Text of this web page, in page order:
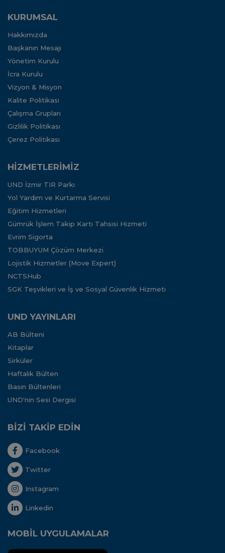
KURUMSAL
Hakkımızda
Başkanın Mesajı
Yönetim Kurulu
İcra Kurulu
Vizyon & Misyon
Kalite Politikası
Çalışma Grupları
Gizlilik Politikası
Çerez Politikası
HİZMETLERİMİZ
UND İzmir TIR Parkı
Yol Yardım ve Kurtarma Servisi
Eğitim Hizmetleri
Gümrük İşlem Takip Kartı Tahsisi Hizmeti
Evrim Sigorta
TOBBUYUM Çözüm Merkezi
Lojistik Hizmetler (Move Expert)
NCTSHub
SGK Teşvikleri ve İş ve Sosyal Güvenlik Hizmeti
UND YAYINLARI
AB Bülteni
Kitaplar
Sirküler
Haftalık Bülten
Basın Bültenleri
UND'nin Sesi Dergisi
BİZİ TAKİP EDİN
Facebook
Twitter
Instagram
Linkedin
MOBİL UYGULAMALAR